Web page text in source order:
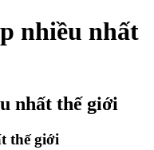
nhiều nhất
nhất thế giới
thế giới